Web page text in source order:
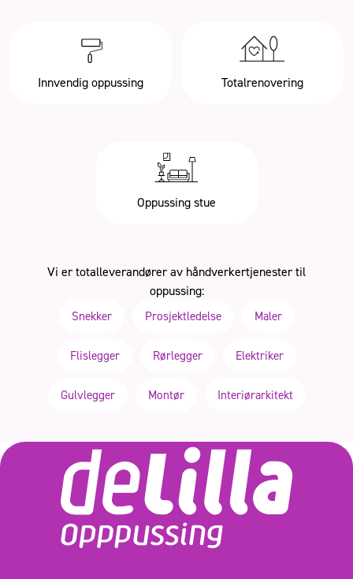
Innvendig oppussing Totalrenovering
Oppussing stue
Vi er totalleverandører av håndverkertjenester til
oppussing:
Snekker Prosjektledelse Maler
Flislegger Rørlegger Elektriker
Gulvlegger Montør Interiørarkitekt